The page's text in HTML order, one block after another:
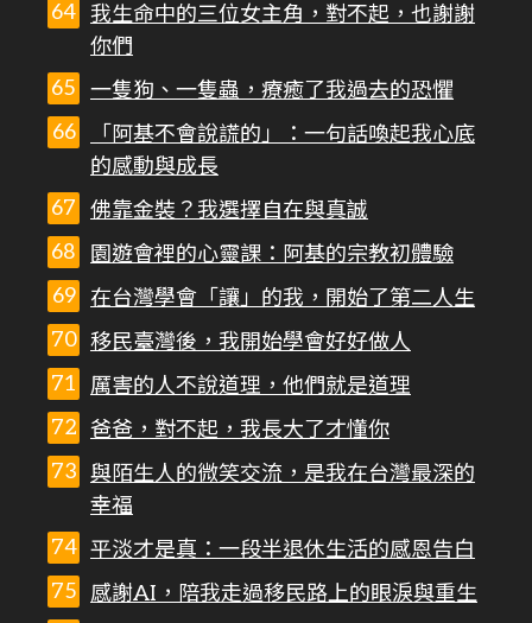
我生命中的三位女主角，對不起，也謝謝
你們
一隻狗、一隻蟲，療癒了我過去的恐懼
「阿基不會說謊的」：一句話喚起我心底
的感動與成長
佛靠金裝？我選擇自在與真誠
園遊會裡的心靈課：阿基的宗教初體驗
在台灣學會「讓」的我，開始了第二人生
移民臺灣後，我開始學會好好做人
厲害的人不說道理，他們就是道理
爸爸，對不起，我長大了才懂你
與陌生人的微笑交流，是我在台灣最深的
幸福
平淡才是真：一段半退休生活的感恩告白
感謝AI，陪我走過移民路上的眼淚與重生